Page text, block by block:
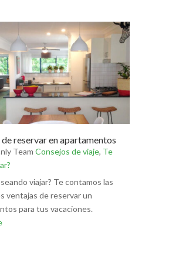
reservar en apartamentos
Team Consejos de viaje, Te
viajar? Te contamos las
ventajas de reservar un
para tus vacaciones.